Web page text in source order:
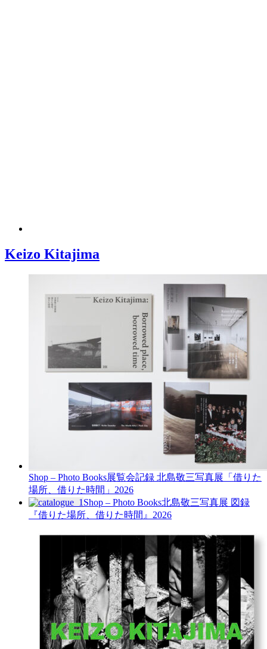
Keizo Kitajima
Shop – Photo Books展覧会記録 北島敬三写真展「借りた
場所、借りた時間」 2026
Shop – Photo Books北島敬三写真展 図録
『借りた場所、借りた時間』 2026